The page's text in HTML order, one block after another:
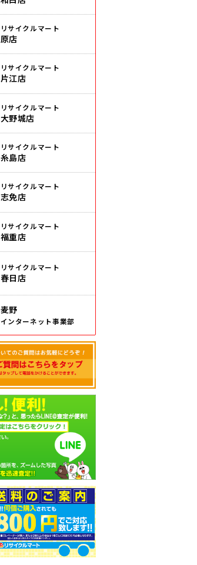
リサイクルマート
原店
リサイクルマート
片江店
リサイクルマート
大野城店
リサイクルマート
糸島店
リサイクルマート
志免店
リサイクルマート
福重店
リサイクルマート
春日店
麦野
インターネット事業部